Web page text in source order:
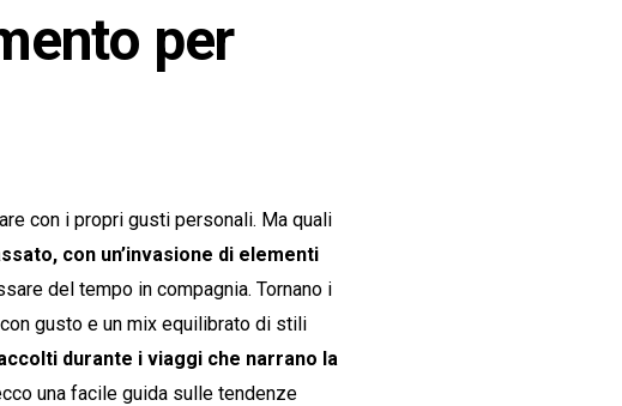
per
con i propri gusti personali. Ma quali
con un’invasione di elementi
del tempo in compagnia. Tornano i
gusto e un mix equilibrato di stili
durante i viaggi che narrano la
una facile guida sulle tendenze